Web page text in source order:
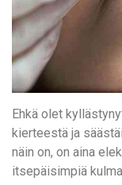
Ehkä olet
kierteestä ja
näin on, on aina
itsepäisimpiä